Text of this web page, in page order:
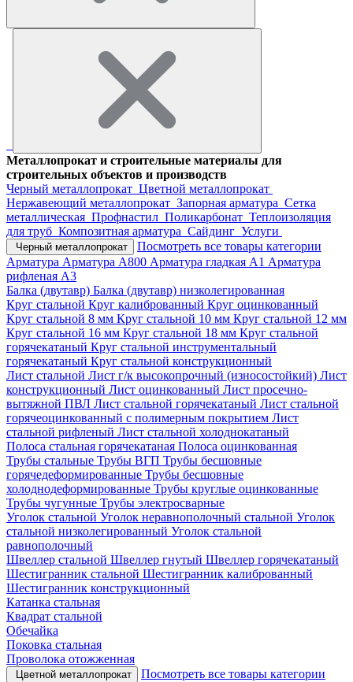
Металлопрокат и строительные материалы для
строительных объектов и производств
Черный металлопрокат Цветной металлопрокат
Нержавеющий металлопрокат Запорная арматура Сетка
металлическая Профнастил Поликарбонат Теплоизоляция
для труб Композитная арматура Сайдинг Услуги
Черный металлопрокат
Посмотреть все товары категории
Арматура Арматура А800 Арматура гладкая А1 Арматура
рифленая А3
Балка (двутавр) Балка (двутавр) низколегированная
Круг стальной Круг калиброванный Круг оцинкованный
Круг стальной 8 мм Круг стальной 10 мм Круг стальной 12 мм
Круг стальной 16 мм Круг стальной 18 мм Круг стальной
горячекатаный Круг стальной инструментальный
горячекатаный Круг стальной конструкционный
Лист стальной Лист г/к высокопрочный (износостойкий) Лист
конструкционный Лист оцинкованный Лист просечно-
вытяжной ПВЛ Лист стальной горячекатаный Лист стальной
горячеоцинкованный с полимерным покрытием Лист
стальной рифленый Лист стальной холоднокатаный
Полоса стальная горячекатаная Полоса оцинкованная
Трубы стальные Трубы ВГП Трубы бесшовные
горячедеформированные Трубы бесшовные
холоднодеформированные Трубы круглые оцинкованные
Трубы чугунные Трубы электросварные
Уголок стальной Уголок неравнополочный стальной Уголок
стальной низколегированный Уголок стальной
равнополочный
Швеллер стальной Швеллер гнутый Швеллер горячекатаный
Шестигранник стальной Шестигранник калиброванный
Шестигранник конструкционный
Катанка стальная
Квадрат стальной
Обечайка
Поковка стальная
Проволока отожженная
Цветной металлопрокат
Посмотреть все товары категории